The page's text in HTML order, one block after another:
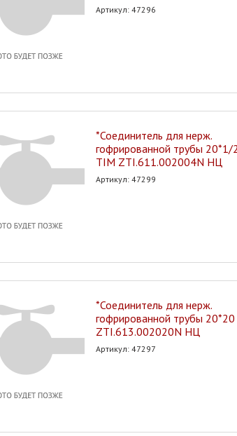
Артикул: 47296
*Соединитель для нерж.
гофрированной трубы 20*1/
TIM ZTI.611.002004N НЦ
Артикул: 47299
*Соединитель для нерж.
гофрированной трубы
ZTI.613.002020N НЦ
Артикул: 47297